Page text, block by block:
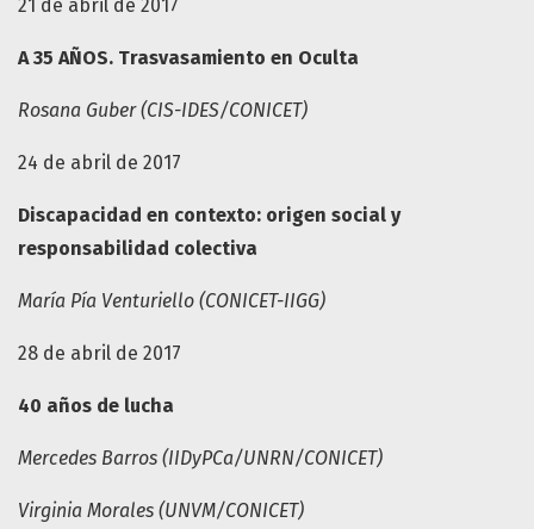
21 de abril de 2017
A 35 AÑOS. Trasvasamiento en Oculta
Rosana Guber (CIS-IDES/CONICET)
24 de abril de 2017
Discapacidad en contexto: origen social y
responsabilidad colectiva
María Pía Venturiello (CONICET-IIGG)
28 de abril de 2017
40 años de lucha
Mercedes Barros (IIDyPCa/UNRN/CONICET)
Virginia Morales (UNVM/CONICET)